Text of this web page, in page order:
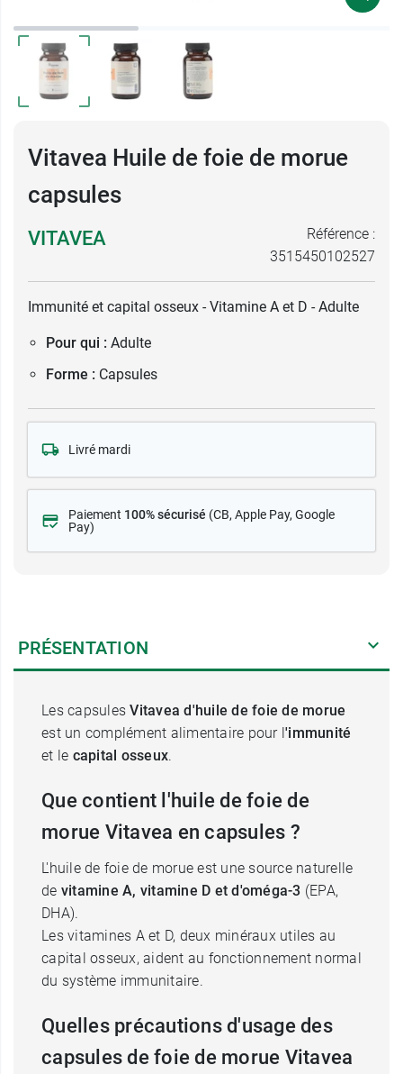
Vitavea Huile de foie de morue
capsules
VITAVEA
Référence :
3515450102527
Immunité et capital osseux - Vitamine A et D - Adulte
Pour qui : Adulte
Forme : Capsules
Livré mardi
Paiement 100% sécurisé (CB, Apple Pay, Google
Pay)
PRÉSENTATION
Les capsules Vitavea d'huile de foie de morue
est un complément alimentaire pour l'immunité
et le capital osseux.
Que contient l'huile de foie de
morue Vitavea en capsules ?
L'huile de foie de morue est une source naturelle
de vitamine A, vitamine D et d'oméga-3 (EPA,
DHA).
Les vitamines A et D, deux minéraux utiles au
capital osseux, aident au fonctionnement normal
du système immunitaire.
Quelles précautions d'usage des
capsules de foie de morue Vitavea